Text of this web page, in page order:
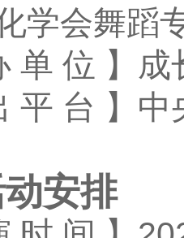
学会舞蹈
单 位 】
平 台 】
安排